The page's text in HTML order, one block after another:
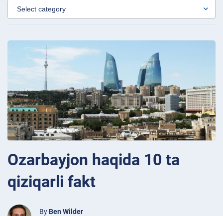
Ozarbayjon haqida 10 ta
qiziqarli fakt
By Ben Wilder